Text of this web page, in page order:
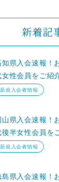
新着記
知県入会速報！
女性会員をご紹
新規入会者情報
山県入会速報！
後半女性会員を
新規入会者情報
島県入会速報！